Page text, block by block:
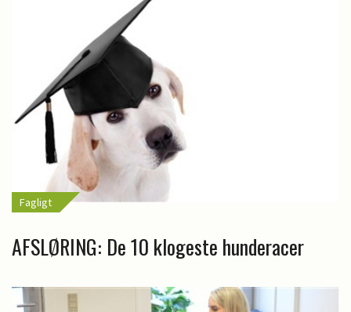
Fagligt
AFSLØRING: De 10 klogeste hunderacer